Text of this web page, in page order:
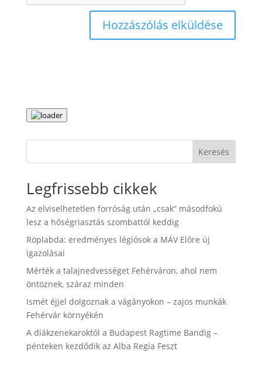
Keresés
Legfrissebb cikkek
Az elviselhetetlen forróság után „csak” másodfokú
lesz a hőségriasztás szombattól keddig
Röplabda: eredményes légiósok a MÁV Előre új
igazolásai
Mérték a talajnedvességet Fehérváron, ahol nem
öntöznek, száraz minden
Ismét éjjel dolgoznak a vágányokon – zajos munkák
Fehérvár környékén
A diákzenekaroktól a Budapest Ragtime Bandig –
pénteken kezdődik az Alba Regia Feszt